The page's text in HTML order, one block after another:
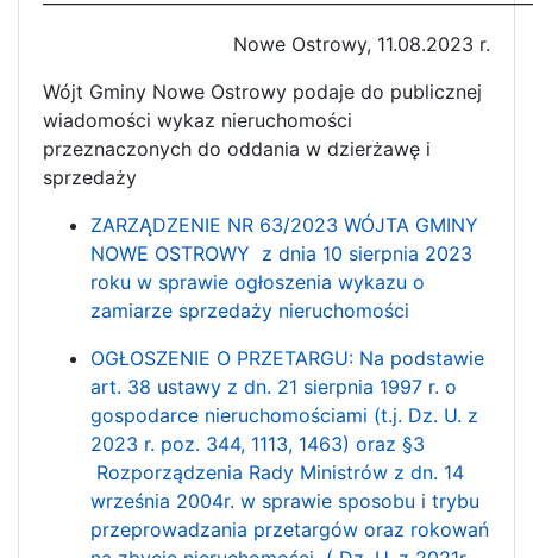
Nowe Ostrowy, 11.08.2023 r.
Wójt Gminy Nowe Ostrowy podaje do publicznej
wiadomości wykaz nieruchomości
przeznaczonych do oddania w dzierżawę i
sprzedaży
ZARZĄDZENIE NR 63/2023 WÓJTA GMINY
NOWE OSTROWY z dnia 10 sierpnia 2023
roku w sprawie ogłoszenia wykazu o
zamiarze sprzedaży nieruchomości
OGŁOSZENIE O PRZETARGU: Na podstawie
art. 38 ustawy z dn. 21 sierpnia 1997 r. o
gospodarce nieruchomościami (t.j. Dz. U. z
2023 r. poz. 344, 1113, 1463) oraz §3
Rozporządzenia Rady Ministrów z dn. 14
września 2004r. w sprawie sposobu i trybu
przeprowadzania przetargów oraz rokowań